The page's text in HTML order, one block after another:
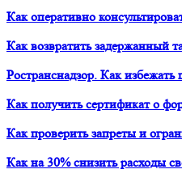
Как оперативно
Как возвратить задержанный
Ространснадзор. Как
Как получить сертификат о
Как проверить запреты и
Как на 30% снизить расходы